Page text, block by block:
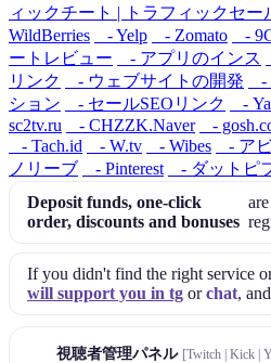
ィックチート | トラフィックセー
WildBerries
- Yelp - Zomato -
ートレビュー
- アプリのインス
リンク
- ウェブサイトの開発
-
ション
- セールSEOリンク -
sc2tv.ru
- CHZZK.Naver -
- Tach.id
- W.tv - Wibes - ア
ノリーブ
- Pinterest - ダットピ
Deposit funds, one-click
order, discounts and bonuses
If you didn't find the right service
will support you in tg orchat,
視聴者管理パネル [Twitch | Kick |